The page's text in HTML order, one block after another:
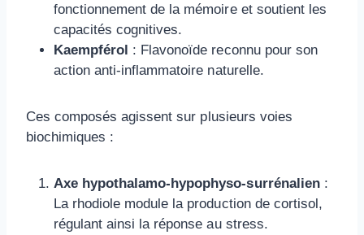
fonctionnement de la mémoire et soutient les
capacités cognitives.
Kaempférol : Flavonoïde reconnu pour son
action anti-inflammatoire naturelle.
Ces composés agissent sur plusieurs voies
biochimiques :
Axe hypothalamo-hypophyso-surrénalien:
La rhodiole module la production de cortisol,
régulant ainsi la réponse au stress.